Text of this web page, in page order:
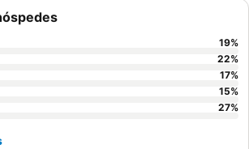
particularmente com o
intranquilo e a comunicação remota.
mais tranquila, considere solicitar um
19%
22%
17%
15%
27%